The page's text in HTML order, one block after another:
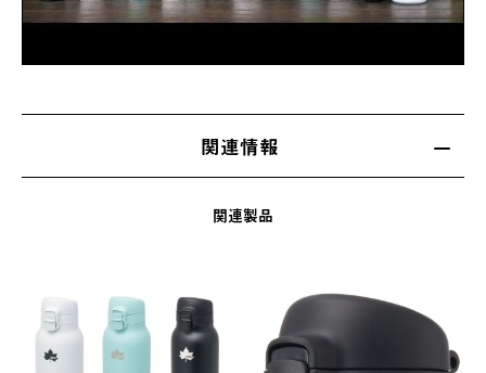
関連情報
関連製品